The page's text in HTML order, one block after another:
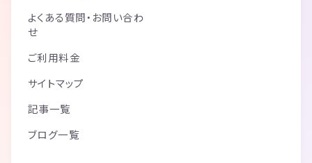
よくある質問・お問い合わ
せ
ご利用料金
サイトマップ
記事一覧
ブログ一覧